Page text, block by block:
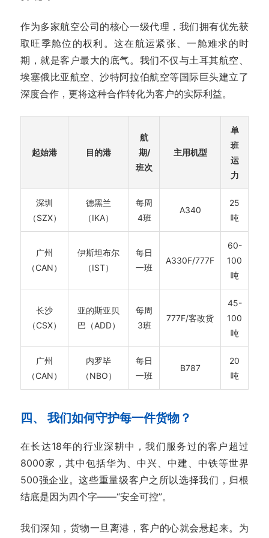
作为多家航空公司的核心一级代理，我们拥有优先获
取旺季舱位的权利。这在航运紧张、一舱难求的时
期，就是客户最大的底气。我们不仅与土耳其航空、
埃塞俄比亚航空、沙特阿拉伯航空等国际巨头建立了
深度合作，更将这种合作转化为客户的实际利益。
起始港 目的港
航
期/
班次
主用机型
单
班
运
力
深圳
（SZX）
德黑兰
（IKA）
每周
4班
A340
25
吨
广州
（CAN）
伊斯坦布尔
（IST）
每日
一班
A330F/777F
60-
100
吨
长沙
（CSX）
亚的斯亚贝
巴（ADD）
每周
3班
777F/客改货
45-
100
吨
广州
（CAN）
内罗毕
（NBO）
每日
一班
B787
20
吨
四、 我们如何守护每一件货物？
在长达18年的行业深耕中，我们服务过的客户超过
8000家，其中包括华为、中兴、中建、中铁等世界
500强企业。这些重量级客户之所以选择我们，归根
结底是因为四个字——“安全可控”。
我们深知，货物一旦离港，客户的心就会悬起来。为